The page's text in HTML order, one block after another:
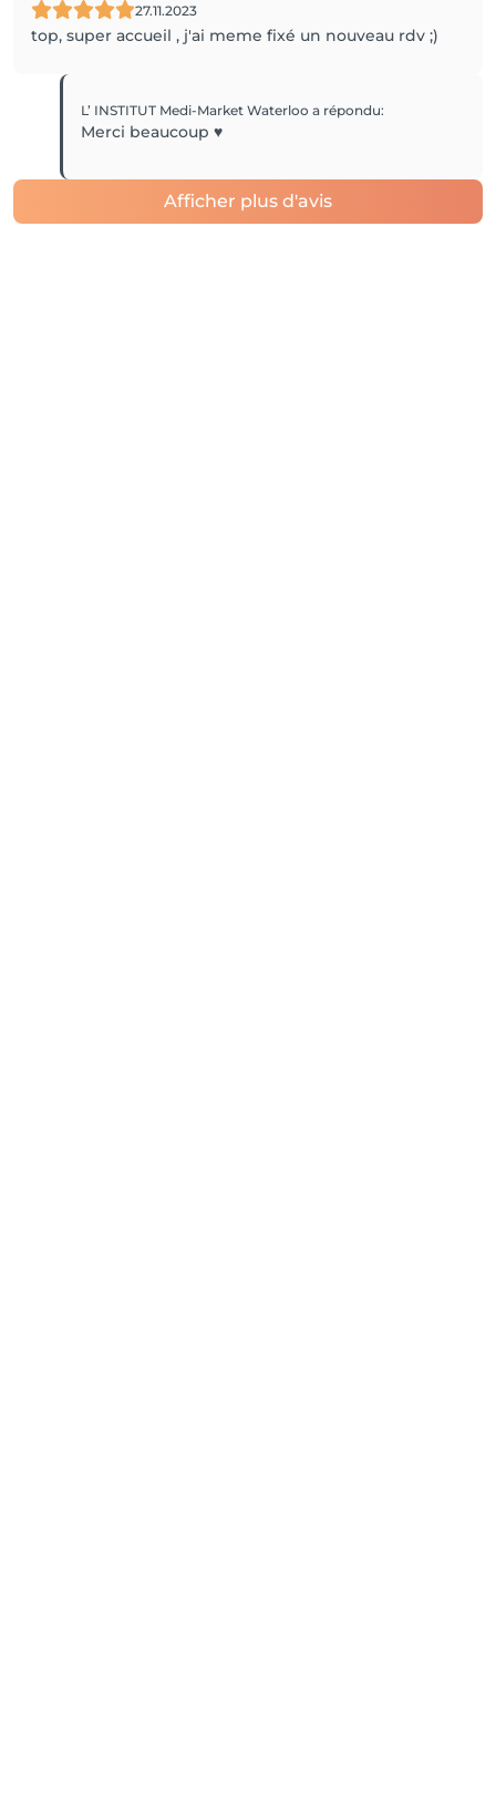
27.11.2023
L’ INSTITUT Medi-Market Waterlooa répondu:
Merci beaucoup ♥️
Afficher plus d'avis